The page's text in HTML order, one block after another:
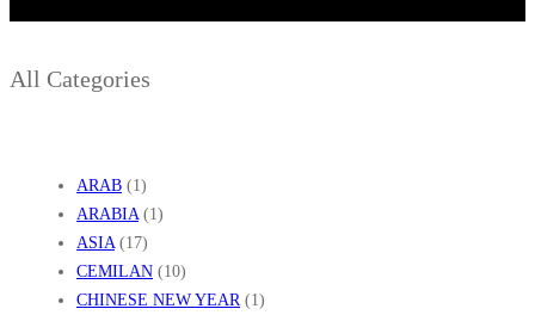
All Categories
ARAB (1)
ARABIA(1)
ASIA(17)
CEMILAN (10)
CHINESE NEW YEAR(1)